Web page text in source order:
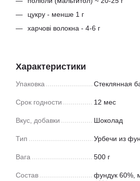
цукру - менше 1 г
харчові волокна - 4-6 г
Характеристики
Упаковка Стеклянная
Срок годности 12 мес
Вкус, добавки Шоколад
Тип Урбечи из
Вага 500 г
Состав
фундук 60%,